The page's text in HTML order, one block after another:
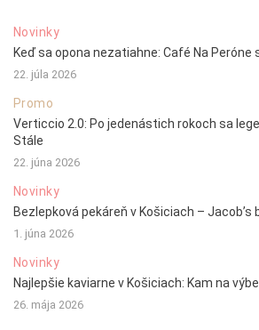
Novinky
Keď sa opona nezatiahne: Café Na Peróne
22. júla 2026
Promo
Verticcio 2.0: Po jedenástich rokoch sa
Stále
22. júna 2026
Novinky
Bezlepková pekáreň v Košiciach – Jacob’s
1. júna 2026
Novinky
Najlepšie kaviarne v Košiciach: Kam na
26. mája 2026